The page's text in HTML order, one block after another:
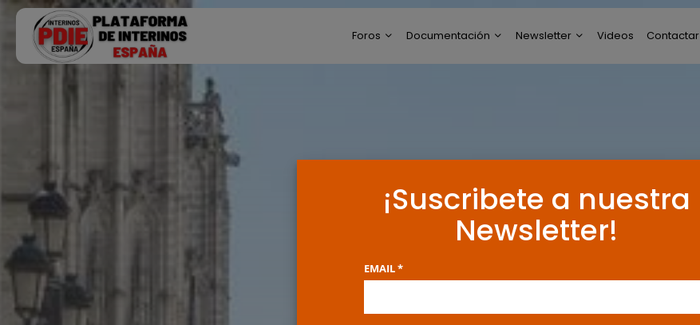
Foros
Encuestas
Documentación Newsletter Videos Contactar
Search
for:
¡Suscribete a nuestra
Newsletter!
EMAIL *